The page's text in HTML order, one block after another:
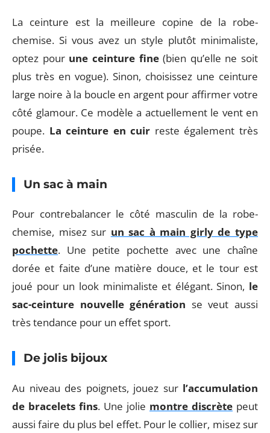
La ceinture est la meilleure copine de la robe-
chemise. Si vous avez un style plutôt minimaliste,
optez pour une ceinture fine(bien qu’elle ne soit
plus très en vogue). Sinon, choisissez une ceinture
large noire à la boucle en argent pour affirmer votre
côté glamour. Ce modèle a actuellement le vent en
poupe. La ceinture en cuir reste également très
prisée.
Un sac à main
Pour contrebalancer le côté masculin de la robe-
chemise, misez sur un sac à main girly de type
pochette. Une petite pochette avec une chaîne
dorée et faite d’une matière douce, et le tour est
joué pour un look minimaliste et élégant. Sinon, le
sac-ceinture nouvelle génération se veut aussi
très tendance pour un effet sport.
De jolis bijoux
Au niveau des poignets, jouez surl’accumulation
de bracelets fins. Une jolie montre discrète peut
aussi faire du plus bel effet. Pour le collier, misez sur